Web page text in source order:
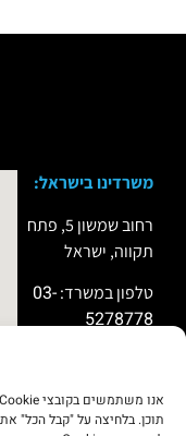
תוכן. בלחיצה על "קבל הכל"
משרדינו בישראל:
רחוב שמשון 5, פתח
תקווה, ישראל
טלפון במשרד:03-
5278778